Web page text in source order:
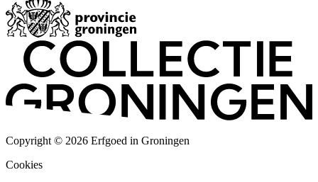
Copyright © 2026 Erfgoed in Groningen
Cookies